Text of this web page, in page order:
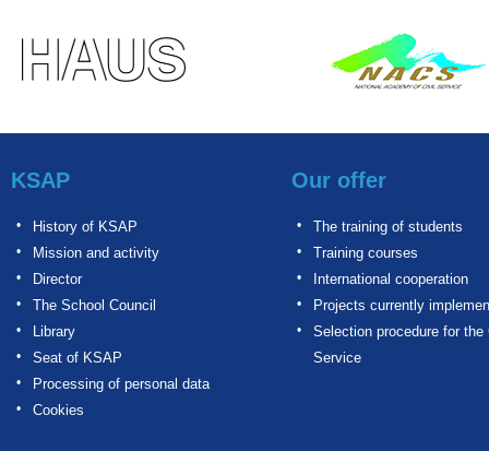
KSAP
History of KSAP
Mission and activity
Director
The School Council
Library
Seat of KSAP
Processing of personal data
Cookies
Our offer
The training of students
Training courses
International cooperation
Projects currently
Selection procedure for the
Service